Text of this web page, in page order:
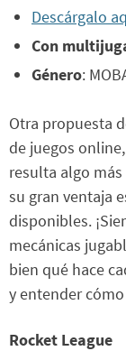
Descárgalo
Con
Género:
Otra propuesta
de juegos
resulta algo
su gran ventaja
disponibles.
mecánicas
bien qué hace
y entender
Rocket League